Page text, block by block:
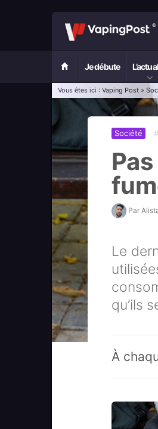
Je débute
Vous êtes ici : Vaping Post »
Société #
Par
Le
qu’ils
À